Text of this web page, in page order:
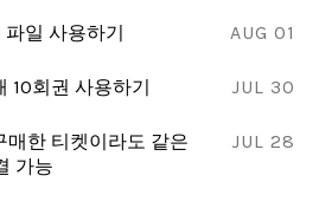
AUG 01
일 사용하기
JUL 30
10회권 사용하기
JUL 28
매한 티켓이라도 같은
가능